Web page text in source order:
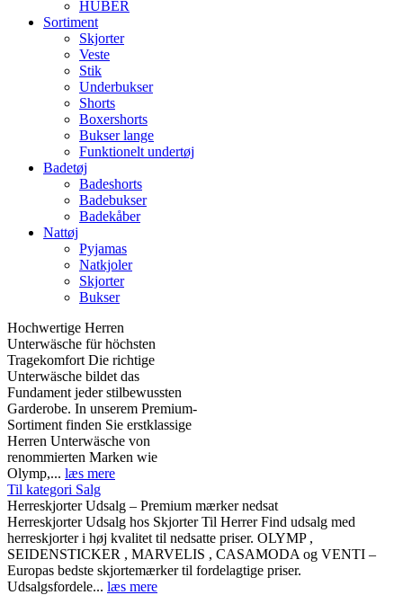
HUBER
Sortiment
Skjorter
Veste
Stik
Underbukser
Shorts
Boxershorts
Bukser lange
Funktionelt undertøj
Badetøj
Badeshorts
Badebukser
Badekåber
Nattøj
Pyjamas
Natkjoler
Skjorter
Bukser
Hochwertige Herren
Unterwäsche für höchsten
Tragekomfort Die richtige
Unterwäsche bildet das
Fundament jeder stilbewussten
Garderobe. In unserem Premium-
Sortiment finden Sie erstklassige
Herren Unterwäsche von
renommierten Marken wie
Olymp,... læs mere
Til kategori Salg
Herreskjorter Udsalg – Premium mærker nedsat
Herreskjorter Udsalg hos Skjorter Til Herrer Find udsalg med
herreskjorter i høj kvalitet til nedsatte priser. OLYMP ,
SEIDENSTICKER , MARVELIS , CASAMODA og VENTI –
Europas bedste skjortemærker til fordelagtige priser.
Udsalgsfordele... læs mere